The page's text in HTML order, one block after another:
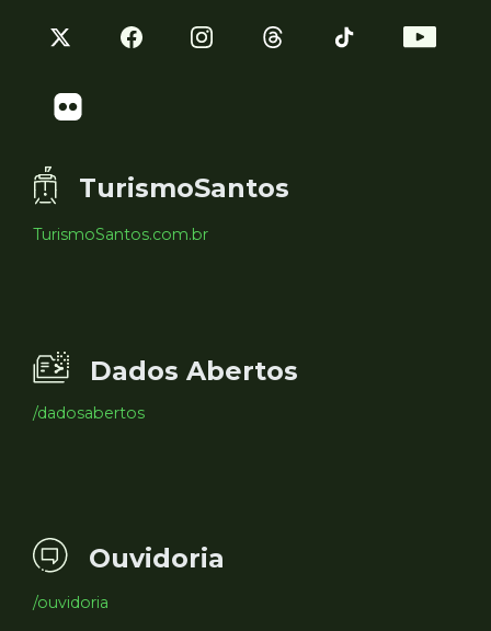
TurismoSantos
TurismoSantos.com.br
Dados Abertos
/dadosabertos
Ouvidoria
/ouvidoria